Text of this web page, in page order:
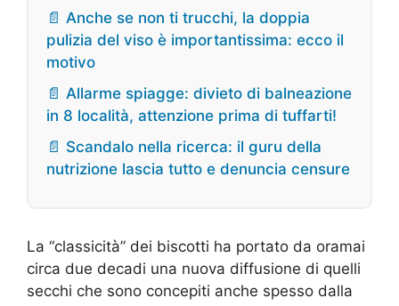
📄 Anche se non ti trucchi, la doppia
pulizia del viso è importantissima: ecco il
motivo
📄 Allarme spiagge: divieto di balneazione
in 8 località, attenzione prima di tuffarti!
📄 Scandalo nella ricerca: il guru della
nutrizione lascia tutto e denuncia censure
La “classicità” dei biscotti ha portato da oramai
circa due decadi una nuova diffusione di quelli
secchi che sono concepiti anche spesso dalla